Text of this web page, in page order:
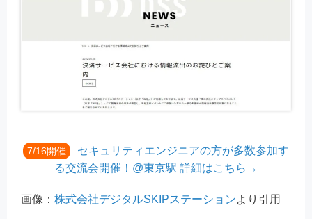
7/16開催
セキュリティエンジニアの方が多数参加す
る交流会開催！@東京駅 詳細はこちら→
画像： 株式会社デジタルSKIPステーションより引用